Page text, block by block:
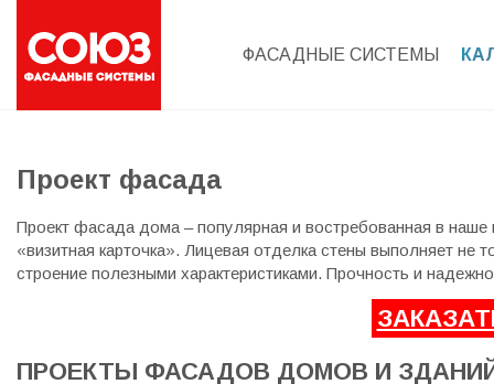
ФАСАДНЫЕ СИСТЕМЫ
Проект фасада
Проект фасада дома – популярная и востребованная в
«визитная карточка». Лицевая отделка стены выполняет не
строение полезными характеристиками. Прочность и
ПРОЕКТЫ ФАСАДОВ ДОМОВ И